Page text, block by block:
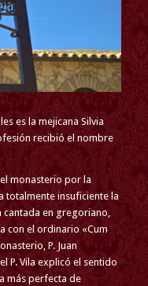
es la mejicana Silvia
recibió el nombre
monasterio por la
totalmente insuficiente la
cantada en gregoriano,
con el ordinario «Cum
P. Juan
P. Vila explicó el sentido
más perfecta de